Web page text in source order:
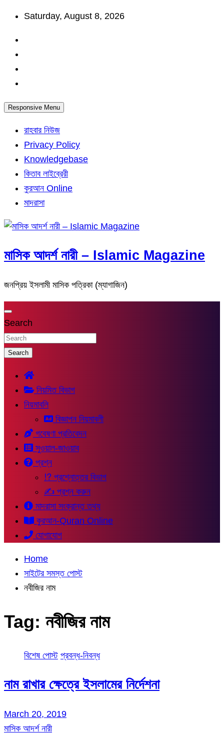
Skip
content
Saturday, August 8, 2026
Responsive Menu
রাহবার নিউজ
Privacy Policy
Knowledgebase
কিতাব লাইব্রেরী
কুরআন Online
মাদরাসা
মাসিক আদর্শ নারী – Islamic Magazine
জনপ্রিয় ইসলামী মাসিক পত্রিকা (ম্যাগাজিন)
Search
Search
নিয়মিত বিভাগ
নিয়মাবলি
বিজ্ঞাপন নিয়মাবলী
গবেষণা প্রতিবেদন
সুওয়াল-জাওয়াব
প্রশ্ন
⁉ প্রশ্নোত্তর বিভাগ
✍ প্রশ্ন করুন
মাদরাসা সংক্রান্ত তথ্য
কুরআন-Quran Online
যোগাযোগ
Home
সাইটের সমস্ত পোস্ট
নবীজির নাম
Tag: নবীজির নাম
বিশেষ পোস্ট প্রবন্ধ-নিবন্ধ
নাম রাখার ক্ষেত্রে ইসলামের নির্দেশনা
March 20, 2019
মাসিক আদর্শ নারী